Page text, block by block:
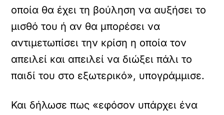
οποία θα έχει τη βούληση να αυξήσει το
μισθό του ή αν θα μπορέσει να
αντιμετωπίσει την κρίση η οποία τον
απειλεί και απειλεί να διώξει πάλι το
παιδί του στο εξωτερικό», υπογράμμισε.
Και δήλωσε πως «εφόσον υπάρχει ένα